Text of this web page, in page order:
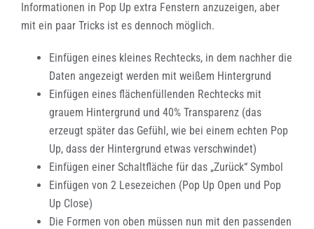
Informationen in Pop Up extra Fenstern anzuzeigen, aber
mit ein paar Tricks ist es dennoch möglich.
Einfügen eines kleines Rechtecks, in dem nachher die
Daten angezeigt werden mit weißem Hintergrund
Einfügen eines flächenfüllenden Rechtecks mit
grauem Hintergrund und 40% Transparenz (das
erzeugt später das Gefühl, wie bei einem echten Pop
Up, dass der Hintergrund etwas verschwindet)
Einfügen einer Schaltfläche für das „Zurück“ Symbol
Einfügen von 2 Lesezeichen (Pop Up Open und Pop
Up Close)
Die Formen von oben müssen nun mit den passenden